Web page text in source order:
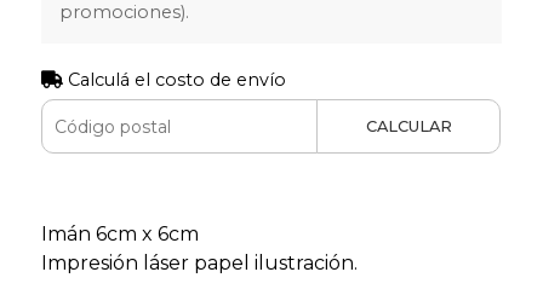
promociones).
Calculá el costo de envío
CALCULAR
Imán 6cm x 6cm
Impresión láser papel ilustración.